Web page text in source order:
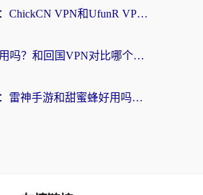
海外党必看：ChickCN VPN和UfunR VPN对比哪个回国效果更好？附实用选择指南
云极VPN好用吗？和回国VPN对比哪个回国效果更好？海外党亲测避坑指南
海外党必看：雷神手游和甜蜜蜂好用吗？3步选对回国加速器无缝刷国内资源